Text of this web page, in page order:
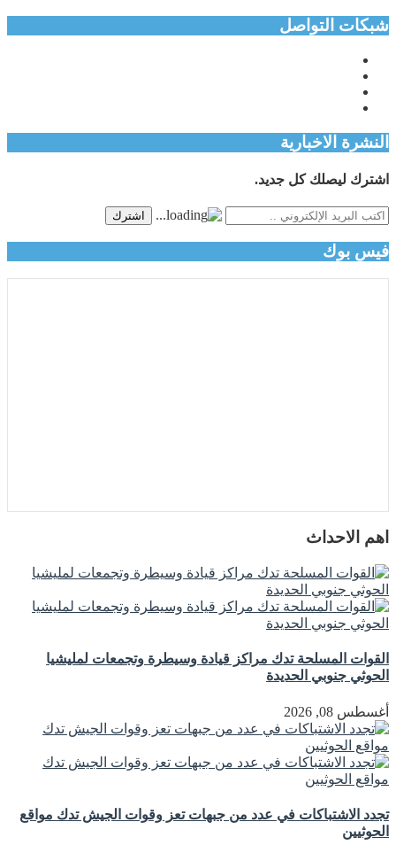
شبكات التواصل
النشرة الاخبارية
اشترك ليصلك كل جديد.
اشترك
فيس بوك
اهم الاحداث
القوات المسلحة تدك مراكز قيادة وسيطرة وتجمعات لمليشيا
الحوثي جنوبي الحديدة
أغسطس 08, 2026
تجدد الاشتباكات في عدد من جبهات تعز وقوات الجيش تدك مواقع
الحوثيين